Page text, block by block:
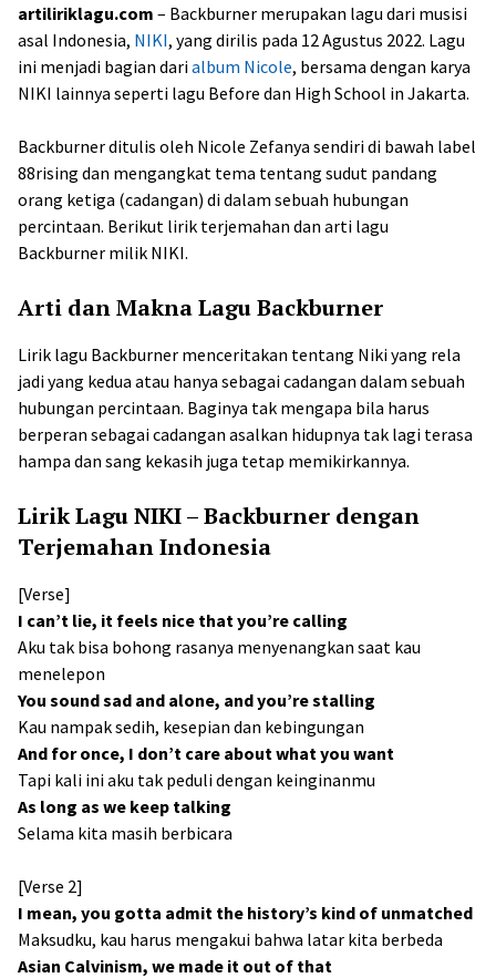
artiliriklagu.com – Backburner merupakan lagu dari musisi
asal Indonesia, NIKI, yang dirilis pada 12 Agustus 2022. Lagu
ini menjadi bagian darialbum Nicole, bersama dengan karya
NIKI lainnya seperti lagu Before dan High School in Jakarta.
Backburner ditulis oleh Nicole Zefanya sendiri di bawah label
88rising dan mengangkat tema tentang sudut pandang
orang ketiga (cadangan) di dalam sebuah hubungan
percintaan. Berikut lirik terjemahan dan arti lagu
Backburner milik NIKI.
Arti dan Makna Lagu Backburner
Lirik lagu Backburner menceritakan tentang Niki yang rela
jadi yang kedua atau hanya sebagai cadangan dalam sebuah
hubungan percintaan. Baginya tak mengapa bila harus
berperan sebagai cadangan asalkan hidupnya tak lagi terasa
hampa dan sang kekasih juga tetap memikirkannya.
Lirik Lagu NIKI – Backburner dengan
Terjemahan Indonesia
[Verse]
I can’t lie, it feels nice that you’re calling
Aku tak bisa bohong rasanya menyenangkan saat kau
menelepon
You sound sad and alone, and you’re stalling
Kau nampak sedih, kesepian dan kebingungan
And for once, I don’t care about what you want
Tapi kali ini aku tak peduli dengan keinginanmu
As long as we keep talking
Selama kita masih berbicara
[Verse 2]
I mean, you gotta admit the history’s kind of unmatched
Maksudku, kau harus mengakui bahwa latar kita berbeda
Asian Calvinism, we made it out of that